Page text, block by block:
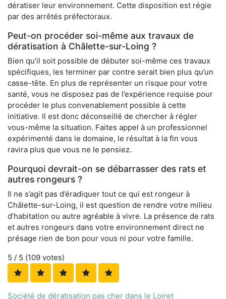
dératiser leur environnement. Cette disposition est régie
par des arrêtés préfectoraux.
Peut-on procéder soi-même aux travaux de
dératisation à Châlette-sur-Loing ?
Bien qu’il soit possible de débuter soi-même ces travaux
spécifiques, les terminer par contre serait bien plus qu’un
casse-tête. En plus de représenter un risque pour votre
santé, vous ne disposez pas de l’expérience requise pour
procéder le plus convenablement possible à cette
initiative. Il est donc déconseillé de chercher à régler
vous-même la situation. Faites appel à un professionnel
expérimenté dans le domaine, le résultat à la fin vous
ravira plus que vous ne le pensiez.
Pourquoi devrait-on se débarrasser des rats et
autres rongeurs ?
Il ne s’agit pas d’éradiquer tout ce qui est rongeur à
Châlette-sur-Loing, il est question de rendre votre milieu
d’habitation ou autre agréable à vivre. La présence de rats
et autres rongeurs dans votre environnement direct ne
présage rien de bon pour vous ni pour votre famille.
5 / 5 (109 votes)
Société de dératisation pas cher dans le Loiret